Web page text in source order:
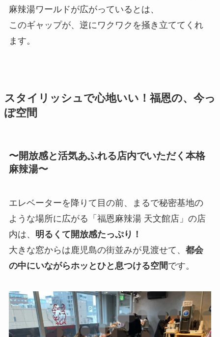
麻辣湯ワールドが広がっているとは、
このギャップが、逆にワクワクを掻き立ててくれ
ます。
スタイリッシュで心地いい！福恩の、今っ
ぽ空間
〜開放感と活気あふれる店内でいただく本格
麻辣湯〜
エレベーターを降りて目の前、まるで秘密基地の
ような場所に広がる「福恩麻辣湯 天文館店」の店
内は、 明るくて開放感たっぷり！
大きな窓からは鹿児島の街並みが見渡せて、 都会
の中にいながらホッとひと息つける空間です。